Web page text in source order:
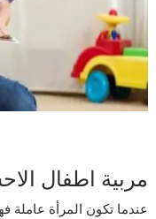
مربية اطفال
عندما تكون المرأة